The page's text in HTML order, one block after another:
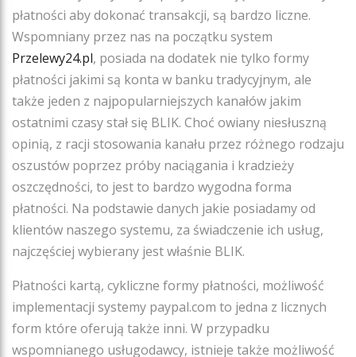
płatności aby dokonać transakcji, są bardzo liczne.
Wspomniany przez nas na początku system
Przelewy24.pl, posiada na dodatek nie tylko formy
płatności jakimi są konta w banku tradycyjnym, ale
także jeden z najpopularniejszych kanałów jakim
ostatnimi czasy stał się BLIK. Choć owiany niesłuszną
opinią, z racji stosowania kanału przez różnego rodzaju
oszustów poprzez próby naciągania i kradzieży
oszczędności, to jest to bardzo wygodna forma
płatności. Na podstawie danych jakie posiadamy od
klientów naszego systemu, za świadczenie ich usług,
najczęściej wybierany jest właśnie BLIK.
Płatności kartą, cykliczne formy płatności, możliwość
implementacji systemy paypal.com to jedna z licznych
form które oferują także inni. W przypadku
wspomnianego usługodawcy, istnieje także możliwość